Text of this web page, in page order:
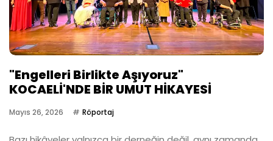
"Engelleri Birlikte Aşıyoruz"
KOCAELİ'NDE BİR UMUT HİKAYESİ
Mayıs 26, 2026 Röportaj